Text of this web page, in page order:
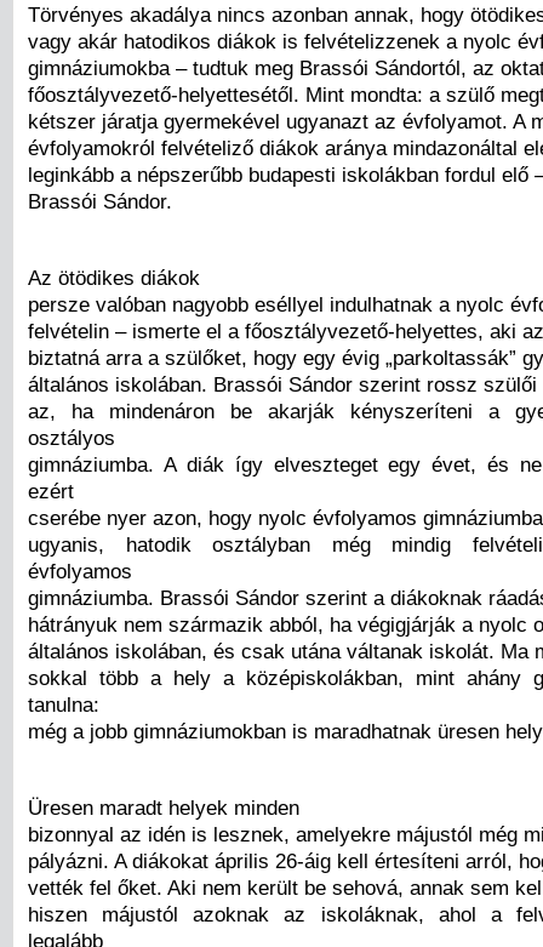
Törvényes akadálya nincs azonban annak, hogy
vagy akár hatodikos diákok is felvételizzenek a nyolc
gimnáziumokba – tudtuk meg Brassói Sándortól, az
főosztályvezető-helyettesétől. Mint mondta: a szülő
kétszer járatja gyermekével ugyanazt az évfolyamot. A
évfolyamokról felvételiző diákok aránya mindazonáltal
leginkább a népszerűbb budapesti iskolákban fordul elő
Brassói Sándor.
Az ötödikes diákok
persze valóban nagyobb eséllyel indulhatnak a nyolc
felvételin – ismerte el a főosztályvezető-helyettes, aki
biztatná arra a szülőket, hogy egy évig „parkoltassák”
általános iskolában. Brassói Sándor szerint rossz
az, ha mindenáron be akarják kényszeríteni a
osztályos
gimnáziumba. A diák így elveszteget egy évet, és
ezért
cserébe nyer azon, hogy nyolc évfolyamos
ugyanis, hatodik osztályban még mindig
évfolyamos
gimnáziumba. Brassói Sándor szerint a diákoknak
hátrányuk nem származik abból, ha végigjárják a nyolc
általános iskolában, és csak utána váltanak iskolát. Ma
sokkal több a hely a középiskolákban, mint ahány
tanulna:
még a jobb gimnáziumokban is maradhatnak üresen
Üresen maradt helyek minden
bizonnyal az idén is lesznek, amelyekre májustól még
pályázni. A diákokat április 26-áig kell értesíteni arról,
vették fel őket. Aki nem került be sehová, annak sem
hiszen májustól azoknak az iskoláknak, ahol a
legalább